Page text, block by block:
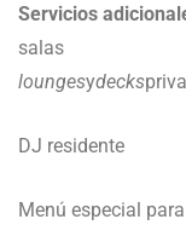
Servicios
salas
loungesydecks
DJ residente
Menú especial